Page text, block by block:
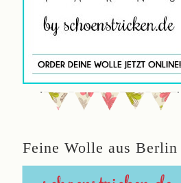
Feine Wolle aus Berlin